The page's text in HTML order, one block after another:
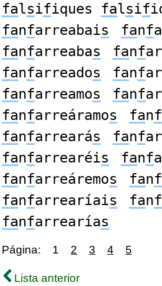
falsifiques falsif
fanfarreabais fanf
fanfarreabas fanf
fanfarreados fanf
fanfarreamos fanf
fanfarreáramos fanf
fanfarrearás fanf
fanfarrearéis fanf
fanfarreáremos fanf
fanfarrearíais fanf
fanfarrearías
Página: 1 2 3 4 5
Lista anterior